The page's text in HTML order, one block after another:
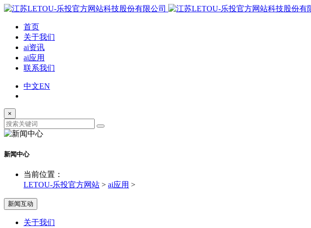
首页
关于我们
ai资讯
ai应用
联系我们
中文EN
×
新闻中心
当前位置：
LETOU-乐投官方网站 > ai应用 >
新闻互动
关于我们